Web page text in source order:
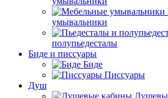
умывальники
полупьедесталы
Биде и писсуары
Биде
Писсуары
Душ